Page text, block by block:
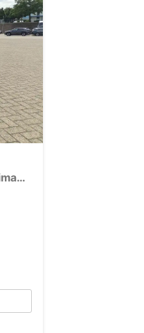
Trend 1.0 T-GDI 90PS Automatik Klimaautomatik Rückf.Kamera Parksensoren Sitzheizung Lenkradheizung Bluetooth Touchscreen Tempomat Apple CarPlay + Android Auto 16"LM